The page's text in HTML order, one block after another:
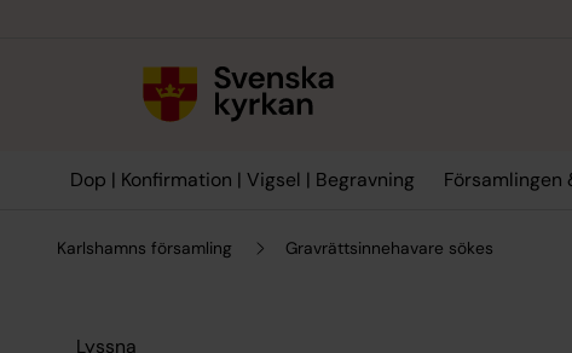
Dop | Konfirmation | Vigsel | Begravning Församlingen
Karlshamns församling Gravrättsinnehavare sökes
Lyssna